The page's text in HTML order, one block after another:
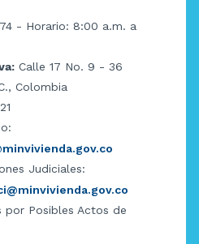
- Horario: 8:00 a.m. a
Calle 17 No. 9 - 36
Colombia
Judiciales:
por Posibles Actos de